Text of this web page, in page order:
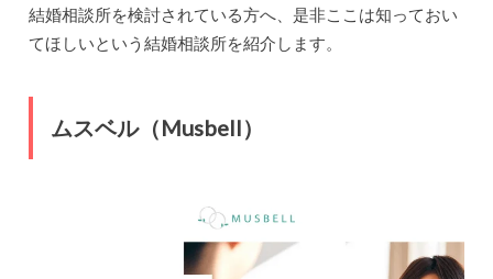
結婚相談所を検討されている方へ、是非ここは知っておい
てほしいという結婚相談所を紹介します。
ムスベル（Musbell）